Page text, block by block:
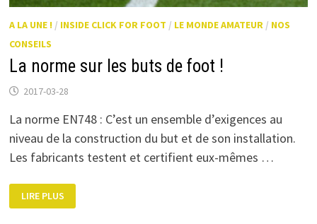
A LA UNE ! / INSIDE CLICK FOR FOOT / LE MONDE AMATEUR/ NOS
CONSEILS
La norme sur les buts de foot !
2017-03-28
La norme EN748 : C’est un ensemble d’exigences au
niveau de la construction du but et de son installation.
Les fabricants testent et certifient eux-mêmes …
LA
NORME
SUR
LIRE PLUS